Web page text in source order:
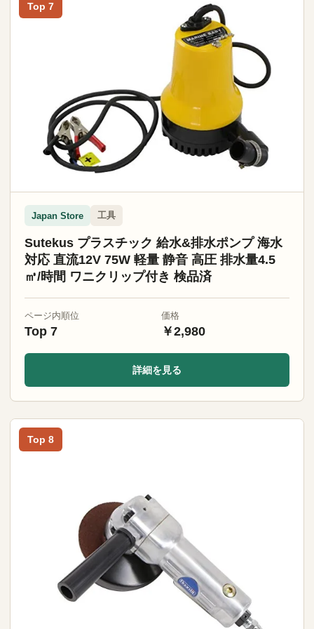
Top 7
Japan Store 工具
Sutekus プラスチック 給水&排水ポンプ 海水
対応 直流12V 75W 軽量 静音 高圧 排水量4.5
㎥/時間 ワニクリップ付き 検品済
ページ内順位
Top 7
価格
￥2,980
詳細を見る
Top 8